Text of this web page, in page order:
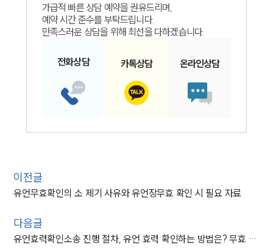
가급적 빠른 상담 예약을 권유드리며,
예약 시간 준수를 부탁드립니다.
만족스러운 상담을 위해 최선을 다하겠습니다.
전화상담 카톡상담 온라인상담
이전글
유언무효확인의 소 제기 사유와 유언장무효 확인 시 필요 자료
다음글
유언효력확인소송 진행 절차, 유언 효력 확인하는 방법은? 무효 인정 전략